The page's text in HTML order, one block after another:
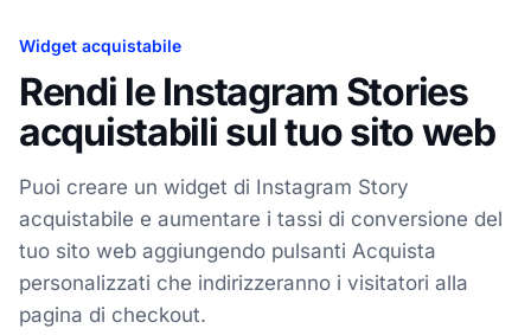
Widget acquistabile
Rendi le Instagram Stories
acquistabili sul tuo sito web
Puoi creare un widget di Instagram Story
acquistabile e aumentare i tassi di conversione del
tuo sito web aggiungendo pulsanti Acquista
personalizzati che indirizzeranno i visitatori alla
pagina di checkout.